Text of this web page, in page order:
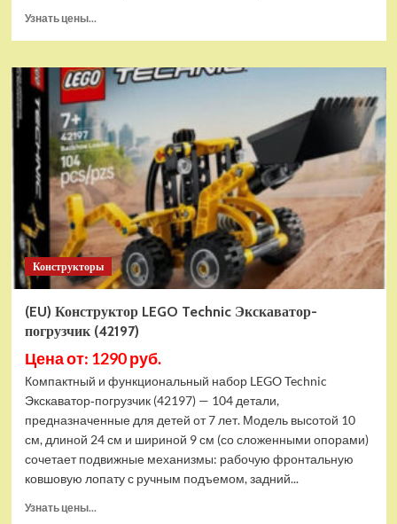
Узнать цены...
Шахматы
магнитные
БУБА
ИГРАЕМ
ВМЕСТЕ
в
кор.2*192шт
ZY501598-
R4
Конструкторы
(EU) Конструктор LEGO Technic Экскаватор-
погрузчик (42197)
Цена от: 1290 руб.
Компактный и функциональный набор LEGO Technic
Экскаватор‑погрузчик (42197) — 104 детали,
предназначенные для детей от 7 лет. Модель высотой 10
см, длиной 24 см и шириной 9 см (со сложенными опорами)
сочетает подвижные механизмы: рабочую фронтальную
ковшовую лопату с ручным подъемом, задний...
Узнать цены...